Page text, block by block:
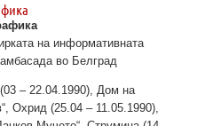
на информативната
во Белград
(03 – 22.04.1990), Дом на
Охрид (25.04 – 11.05.1990),